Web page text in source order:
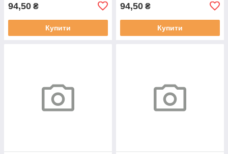
94,50 ₴
Купити
94,50 ₴
Купити